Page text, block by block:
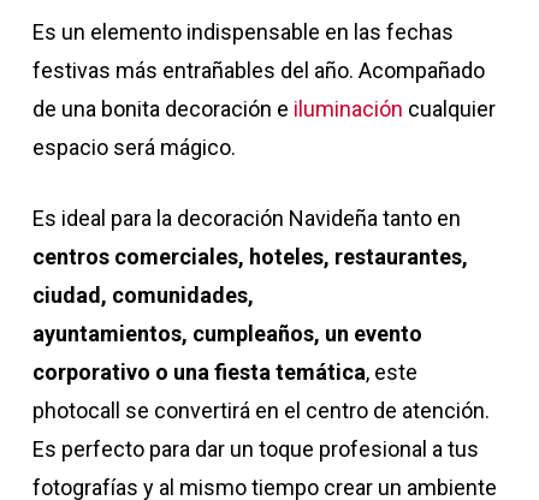
Es un elemento indispensable en las fechas
festivas más entrañables del año. Acompañado
de una bonita decoración e iluminación cualquier
espacio será mágico.
Es ideal para la decoración Navideña tanto en
centros comerciales, hoteles, restaurantes,
ciudad, comunidades,
ayuntamientos, cumpleaños, un evento
corporativo o una fiesta temática, este
photocall se convertirá en el centro de atención.
Es perfecto para dar un toque profesional a tus
fotografías y al mismo tiempo crear un ambiente